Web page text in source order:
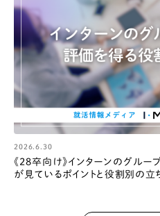
2026.6.30
《28卒向け》インターンのグル
が見ているポイントと役割別の立